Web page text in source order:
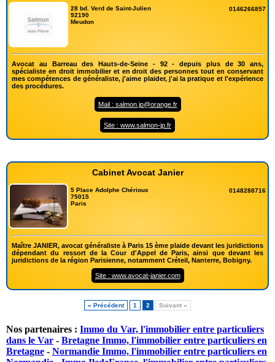
28 bd. Verd de Saint-Julien
92190
Meudon
0146266857
Avocat au Barreau des Hauts-de-Seine - 92 - depuis plus de 30 ans,
spécialiste en droit immobilier et en droit des personnes tout en conservant
mes compétences de généraliste, j'aime plaider, j'ai la pratique et l'expérience
des procédures.
Mail : salmon.jp@orange.fr
Site : www.salmon-jp.fr
Cabinet Avocat Janier
5 Place Adolphe Chérioux
75015
Paris
0148288716
Maître JANIER, avocat généraliste à Paris 15 ème plaide devant les juridictions
dépendant du ressort de la Cour d'Appel de Paris, ainsi que devant les
juridictions de la région Parisienne, notamment Créteil, Nanterre, Bobigny.
Site : www.avocat-janier.com
« Précédent 1 2 Suivant »
Nos partenaires : Immo du Var, l'immobilier entre particuliers
dans le Var - Bretagne Immo, l'immobilier entre particuliers en
Bretagne - Normandie Immo, l'immobilier entre particuliers en